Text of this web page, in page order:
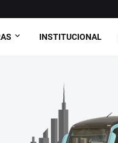
INSTITUCIONAL